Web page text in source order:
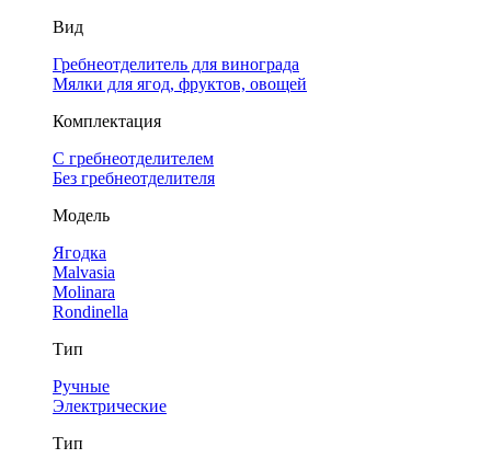
Вид
Гребнеотделитель для винограда
Мялки для ягод, фруктов, овощей
Комплектация
С гребнеотделителем
Без гребнеотделителя
Модель
Ягодка
Malvasia
Molinara
Rondinella
Тип
Ручные
Электрические
Тип